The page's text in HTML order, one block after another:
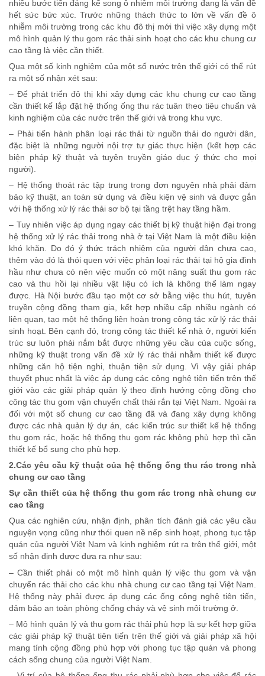
nhiều bước tiến đáng kể song ô nhiễm môi trường đang là vấn đề
hết sức bức xúc. Trước những thách thức to lớn về vấn đề ô
nhiễm môi trường trong các khu đô thị mới thì việc xây dựng một
mô hình quản lý thu gom rác thải sinh hoạt cho các khu chung cư
cao tầng là việc cần thiết.
Qua một số kinh nghiệm của một số nước trên thế giới có thể rút
ra một số nhận xét sau:
– Để phát triển đô thị khi xây dựng các khu chung cư cao tầng
cần thiết kế lắp đặt hệ thống ống thu rác tuân theo tiêu chuẩn và
kinh nghiệm của các nước trên thế giới và trong khu vực.
– Phải tiến hành phân loại rác thải từ nguồn thải do người dân,
đặc biệt là những người nội trợ tự giác thực hiện (kết hợp các
biện pháp kỹ thuật và tuyên truyền giáo dục ý thức cho mọi
người).
– Hệ thống thoát rác tập trung trong đơn nguyên nhà phải đảm
bảo kỹ thuật, an toàn sử dụng và điều kiện vệ sinh và được gắn
với hệ thống xử lý rác thải sơ bộ tại tầng trệt hay tầng hầm.
– Tuy nhiên việc áp dụng ngay các thiết bị kỹ thuật hiện đại trong
hệ thống xử lý rác thải trong nhà ở tại Việt Nam là một điều kiện
khó khăn. Do đó ý thức trách nhiệm của người dân chưa cao,
thêm vào đó là thói quen với việc phân loại rác thải tại hộ gia đình
hầu như chưa có nên việc muốn có một năng suất thu gom rác
cao và thu hồi lại nhiều vật liệu có ích là không thể làm ngay
được. Hà Nội bước đầu tạo một cơ sở bằng việc thu hút, tuyên
truyền cộng đồng tham gia, kết hợp nhiều cấp nhiều ngành có
liên quan, tạo một hệ thống liên hoàn trong công tác xử lý rác thải
sinh hoạt. Bên cạnh đó, trong công tác thiết kế nhà ở, người kiến
trúc sư luôn phải nắm bắt được những yêu cầu của cuộc sống,
những kỹ thuật trong vấn đề xử lý rác thải nhằm thiết kế được
những căn hộ tiện nghi, thuận tiện sử dụng. Vì vậy giải pháp
thuyết phục nhất là việc áp dụng các công nghệ tiên tiến trên thế
giới vào các giải pháp quản lý theo định hướng cộng đồng cho
công tác thu gom vận chuyển chất thải rắn tại Việt Nam. Ngoài ra
đối với một số chung cư cao tầng đã và đang xây dựng không
được các nhà quản lý dự án, các kiến trúc sư thiết kế hệ thống
thu gom rác, hoặc hệ thống thu gom rác không phù hợp thì cần
thiết kế bổ sung cho phù hợp.
2.Các yêu cầu kỹ thuật của hệ thống ống thu rác trong nhà
chung cư cao tầng
Sự cần thiết của hệ thống thu gom rác trong nhà chung cư
cao tầng
Qua các nghiên cứu, nhận định, phân tích đánh giá các yêu cầu
nguyện vọng cũng như thói quen nề nếp sinh hoạt, phong tục tập
quán của người Việt Nam và kinh nghiệm rút ra trên thế giới, một
số nhận định được đưa ra như sau:
– Cần thiết phải có một mô hình quản lý việc thu gom và vận
chuyển rác thải cho các khu nhà chung cư cao tầng tại Việt Nam.
Hệ thống này phải được áp dụng các ống công nghệ tiên tiến,
đảm bảo an toàn phòng chống cháy và vệ sinh môi trường ở.
– Mô hình quản lý và thu gom rác thải phù hợp là sự kết hợp giữa
các giải pháp kỹ thuật tiên tiến trên thế giới và giải pháp xã hội
mang tính cộng đồng phù hợp với phong tục tập quán và phong
cách sống chung của người Việt Nam.